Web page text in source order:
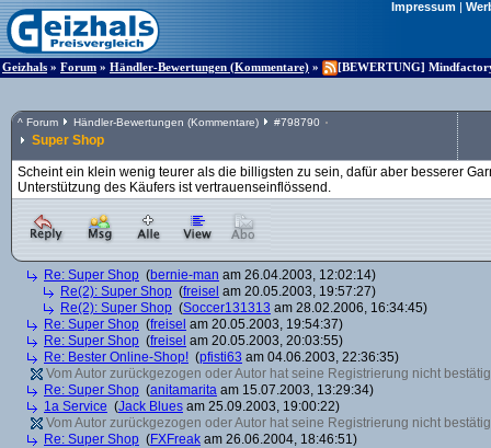
Impressum|
Geizhals » Forum » Händler-Bewertungen (Kommentare) » [BEWERTUNG]
^ Forum Händler-Bewertungen (Kommentare) #798790
Super Shop
Scheint ein klein wenig teurer als die billigsten zu sein, dafür aber besserer
Unterstützung des Käufers ist vertrauenseinflössend.
Re: Super Shop (bernie-man am 26.04.2003, 12:02:14)
Re(2): Super Shop (freisel am 20.05.2003, 19:57:27)
Re(2): Super Shop (Soccer131313 am 28.02.2006, 16:34:45)
Re: Super Shop (freisel am 20.05.2003, 19:54:37)
Re: Super Shop (freisel am 20.05.2003, 20:03:55)
Re: Bester Online-Shop! (pfisti63 am 04.06.2003, 22:36:35)
Vom Autor zurückgezogen oder Autor hat seine Registrierung nicht
Re: Super Shop (anitamarita am 15.07.2003, 13:29:34)
1a Service (Jack Blues am 25.09.2003, 19:00:22)
Vom Autor zurückgezogen oder Autor hat seine Registrierung nicht
Re: Super Shop (FXFreak am 26.06.2004, 18:46:51)